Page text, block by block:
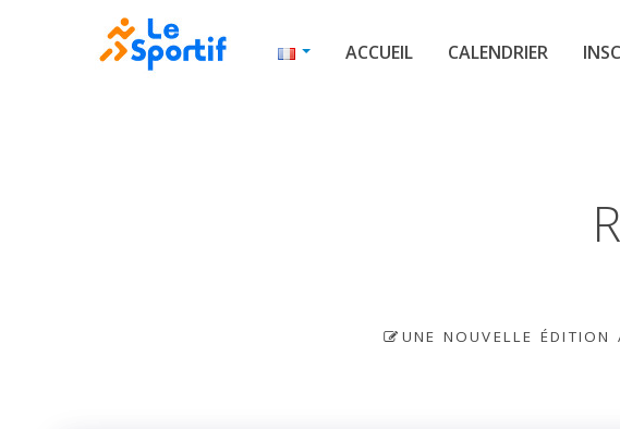
ACCUEIL CALENDRIER
UNE NOUVELLE